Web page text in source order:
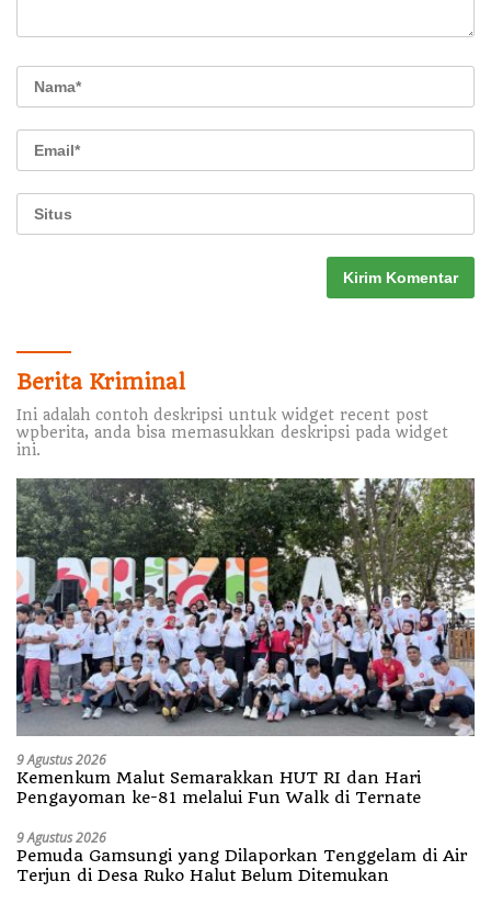
Berita Kriminal
Ini adalah contoh deskripsi untuk widget recent post
wpberita, anda bisa memasukkan deskripsi pada widget
ini.
9 Agustus 2026
Kemenkum Malut Semarakkan HUT RI dan Hari
Pengayoman ke-81 melalui Fun Walk di Ternate
9 Agustus 2026
Pemuda Gamsungi yang Dilaporkan Tenggelam di Air
Terjun di Desa Ruko Halut Belum Ditemukan